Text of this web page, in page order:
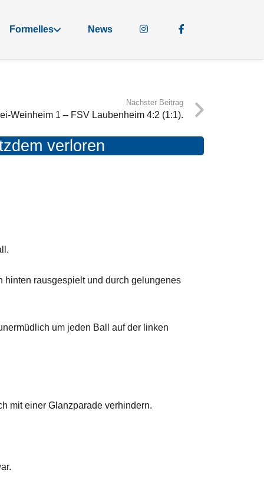
Formelles News
Nächster Beitrag
Weinheim 1 – FSV Laubenheim 4:2 (1:1).
verloren
hinten rausgespielt und durch gelungenes
um jeden Ball auf der linken
mit einer Glanzparade verhindern.